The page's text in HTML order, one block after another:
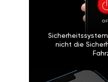
nicht die